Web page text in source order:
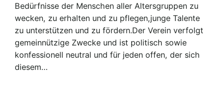
Bedürfnisse der Menschen aller Altersgruppen zu
wecken, zu erhalten und zu pflegen,junge Talente
zu unterstützen und zu fördern.Der Verein verfolgt
gemeinnützige Zwecke und ist politisch sowie
konfessionell neutral und für jeden offen, der sich
diesem…